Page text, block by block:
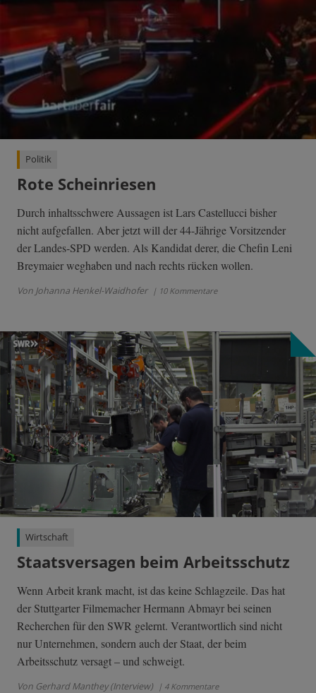
Politik
Rote Scheinriesen
Durch inhaltsschwere Aussagen ist Lars Castellucci bisher
nicht aufgefallen. Aber jetzt will der 44-Jährige Vorsitzender
der Landes-SPD werden. Als Kandidat derer, die Chefin Leni
Breymaier weghaben und nach rechts rücken wollen.
Von Johanna Henkel-Waidhofer | 10 Kommentare
Wirtschaft
Staatsversagen beim Arbeitsschutz
Wenn Arbeit krank macht, ist das keine Schlagzeile. Das hat
der Stuttgarter Filmemacher Hermann Abmayr bei seinen
Recherchen für den SWR gelernt. Verantwortlich sind nicht
nur Unternehmen, sondern auch der Staat, der beim
Arbeitsschutz versagt – und schweigt.
Von Gerhard Manthey (Interview) | 4 Kommentare